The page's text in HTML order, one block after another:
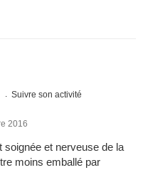
Suivre son activité
2016
soignée et nerveuse de la
moins emballé par